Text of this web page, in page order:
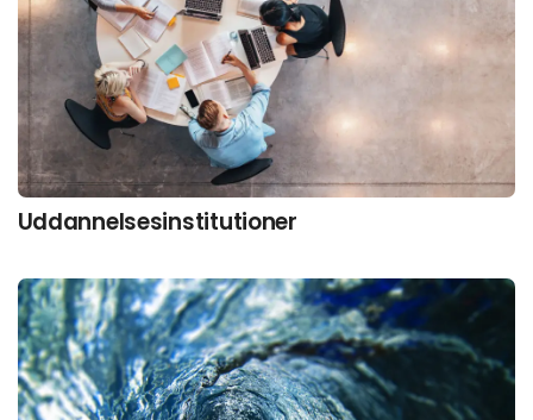
Uddannelsesinstitutioner